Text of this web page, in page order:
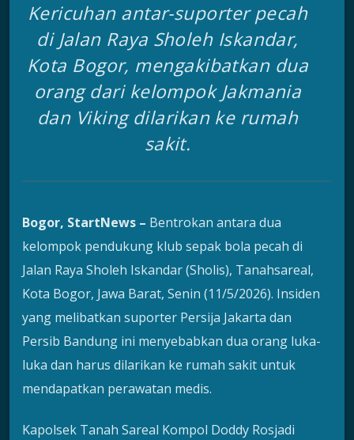
Kericuhan antar-suporter pecah
di Jalan Raya Sholeh Iskandar,
Kota Bogor, mengakibatkan dua
orang dari kelompok Jakmania
dan Viking dilarikan ke rumah
sakit.
Bogor, StartNews – Bentrokan antara dua
kelompok pendukung klub sepak bola pecah di
Jalan Raya Sholeh Iskandar (Sholis), Tanahsareal,
Kota Bogor, Jawa Barat, Senin (11/5/2026). Insiden
yang melibatkan suporter Persija Jakarta dan
Persib Bandung ini menyebabkan dua orang luka-
luka dan harus dilarikan ke rumah sakit untuk
mendapatkan perawatan medis.
Kapolsek Tanah Sareal Kompol Doddy Rosjadi